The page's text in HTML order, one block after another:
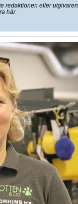
redaktionen eller
här.